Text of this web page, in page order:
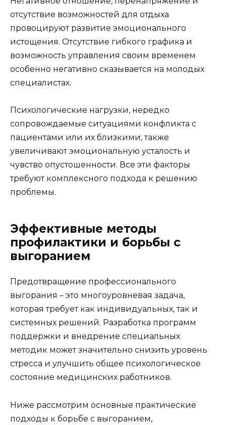
отсутствие возможностей для отдыха
провоцируют развитие эмоционального
истощения. Отсутствие гибкого графика и
возможность управления своим временем
особенно негативно сказывается на молодых
специалистах.
Психологические нагрузки, нередко
сопровождаемые ситуациями конфликта с
пациентами или их близкими, также
увеличивают эмоциональную усталость и
чувство опустошенности. Все эти факторы
требуют комплексного подхода к решению
проблемы.
Эффективные методы
профилактики и борьбы с
выгоранием
Предотвращение профессионального
выгорания – это многоуровневая задача,
которая требует как индивидуальных, так и
системных решений. Разработка программ
поддержки и внедрение специальных
методик может значительно снизить уровень
стресса и улучшить общее психологическое
состояние медицинских работников.
Ниже рассмотрим основные практические
подходы к борьбе с выгоранием,